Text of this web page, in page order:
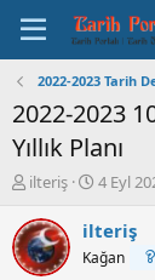
2022-2023 Tarih
2022-2023
Yıllık Planı
K
n
b
u
ilteriş
B
ş
a
4 Eyl
ilteriş
Kağan